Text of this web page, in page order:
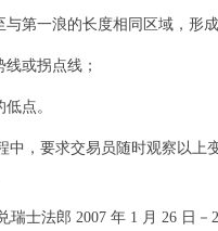
第一浪的长度相同区域，形
或拐点线；
点。
中，要求交易员随时观察以上
瑞士法郎 2007 年 1 月 26 日－